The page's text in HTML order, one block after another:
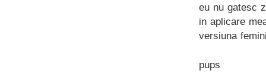
eu nu gatesc
in aplicare
versiuna
pups